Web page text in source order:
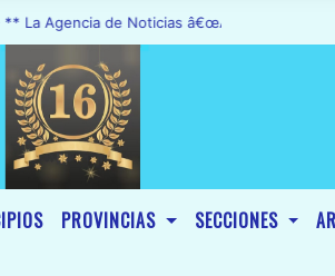
de Noticias â€œA1 Noticiasâ€, fue
PROVINCIAS SECCIONES